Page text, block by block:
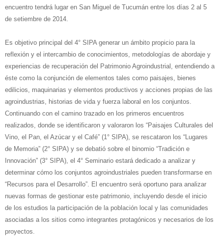
encuentro tendrá lugar en San Miguel de Tucumán entre los días 2 al 5
de setiembre de 2014.
Es objetivo principal del 4° SIPA generar un ámbito propicio para la
reflexión y el intercambio de conocimientos, metodologías de abordaje y
experiencias de recuperación del Patrimonio Agroindustrial, entendiendo a
éste como la conjunción de elementos tales como paisajes, bienes
edilicios, maquinarias y elementos productivos y acciones propias de las
agroindustrias, historias de vida y fuerza laboral en los conjuntos.
Continuando con el camino trazado en los primeros encuentros
realizados, donde se identificaron y valoraron los “Paisajes Culturales del
Vino, el Pan, el Azúcar y el Café” (1° SIPA), se rescataron los “Lugares
de Memoria” (2° SIPA) y se debatió sobre el binomio “Tradición e
Innovación” (3° SIPA), el 4° Seminario estará dedicado a analizar y
determinar cómo los conjuntos agroindustriales pueden transformarse en
“Recursos para el Desarrollo”. El encuentro será oportuno para analizar
nuevas formas de gestionar este patrimonio, incluyendo desde el inicio
de los estudios la participación de la población local y las comunidades
asociadas a los sitios como integrantes protagónicos y necesarios de los
proyectos.